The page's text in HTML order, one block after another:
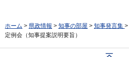
ホーム > 県政情報 > 知事の部屋 > 知事発言集 >
定例会（知事提案説明要旨）